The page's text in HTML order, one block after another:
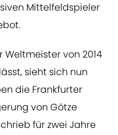
Mittelfeldspieler
von 2014
sieht sich nun
die Frankfurter
von Götze
für zwei Jahre